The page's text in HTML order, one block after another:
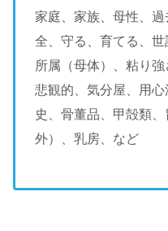
家庭、家族、母性、
全、守る、育てる、世
所属（母体）、粘り強
悲観的、気分屋、用
史、骨董品、甲殻類
外）、乳房、など